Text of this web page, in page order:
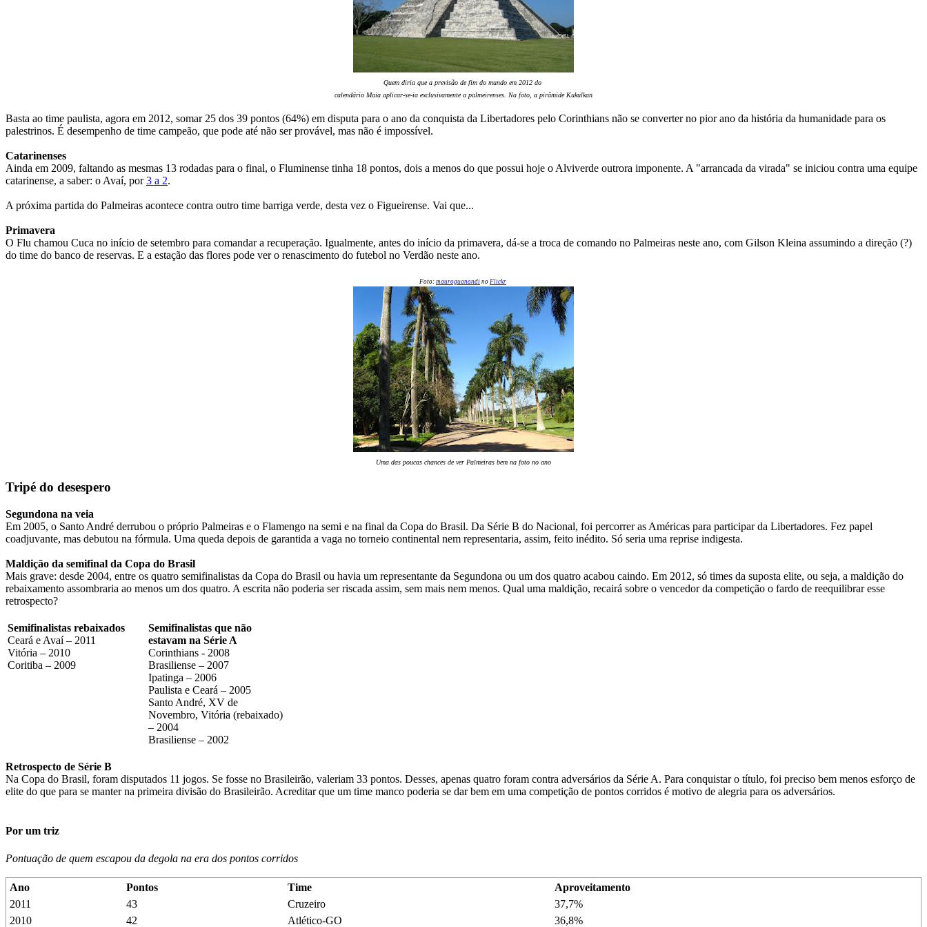
Quem diria que a previsão de fim do mundo em 2012 do
calendário Maia aplicar-se-ia exclusivamente a palmeirenses. Na foto, a pirâmide Kukulkan
Basta ao time paulista, agora em 2012, somar 25 dos 39 pontos (64%) em disputa para o ano da conquista da Libertadores pelo Corinthians não se converter no pior ano da história da humanidade para os
palestrinos. É desempenho de time campeão, que pode até não ser provável, mas não é impossível.
Catarinenses
Ainda em 2009, faltando as mesmas 13 rodadas para o final, o Fluminense tinha 18 pontos, dois a menos do que possui hoje o Alviverde outrora imponente. A "arrancada da virada" se iniciou contra uma equipe
catarinense, a saber: o Avaí, por3 a 2.
A próxima partida do Palmeiras acontece contra outro time barriga verde, desta vez o Figueirense. Vai que...
Primavera
O Flu chamou Cuca no início de setembro para comandar a recuperação. Igualmente, antes do início da primavera, dá-se a troca de comando no Palmeiras neste ano, com Gilson Kleina assumindo a direção (?)
do time do banco de reservas. E a estação das flores pode ver o renascimento do futebol no Verdão neste ano.
Foto: mauroguanandi no Flickr
Uma das poucas chances de ver Palmeiras bem na foto no ano
Tripé do desespero
Segundona na veia
Em 2005, o Santo André derrubou o próprio Palmeiras e o Flamengo na semi e na final da Copa do Brasil. Da Série B do Nacional, foi percorrer as Américas para participar da Libertadores. Fez papel
coadjuvante, mas debutou na fórmula. Uma queda depois de garantida a vaga no torneio continental nem representaria, assim, feito inédito. Só seria uma reprise indigesta.
Maldição da semifinal da Copa do Brasil
Mais grave: desde 2004, entre os quatro semifinalistas da Copa do Brasil ou havia um representante da Segundona ou um dos quatro acabou caindo. Em 2012, só times da suposta elite, ou seja, a maldição do
rebaixamento assombraria ao menos um dos quatro. A escrita não poderia ser riscada assim, sem mais nem menos. Qual uma maldição, recairá sobre o vencedor da competição o fardo de reequilibrar esse
retrospecto?
Semifinalistas rebaixados
Ceará e Avaí – 2011
Vitória – 2010
Coritiba – 2009
Semifinalistas que não
estavam na Série A
Corinthians - 2008
Brasiliense – 2007
Ipatinga – 2006
Paulista e Ceará – 2005
Santo André, XV de
Novembro, Vitória (rebaixado)
– 2004
Brasiliense – 2002
Retrospecto de Série B
Na Copa do Brasil, foram disputados 11 jogos. Se fosse no Brasileirão, valeriam 33 pontos. Desses, apenas quatro foram contra adversários da Série A. Para conquistar o título, foi preciso bem menos esforço de
elite do que para se manter na primeira divisão do Brasileirão. Acreditar que um time manco poderia se dar bem em uma competição de pontos corridos é motivo de alegria para os adversários.
Por um triz
Pontuação de quem escapou da degola na era dos pontos corridos
Ano Pontos Time
Aproveitamento
2011
43 Cruzeiro
37,7%
2010
42 Atlético-GO
36,8%